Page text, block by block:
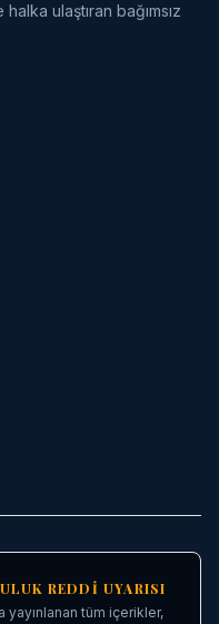
ulaştıran bağımsız
REDDI UYARISI
tüm içerikler,